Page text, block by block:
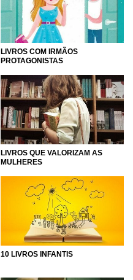
LIVROS COM IRMÃOS
PROTAGONISTAS
LIVROS QUE VALORIZAM AS
MULHERES
10 LIVROS INFANTIS